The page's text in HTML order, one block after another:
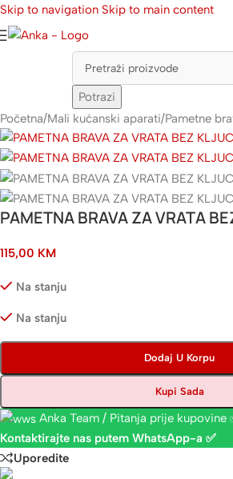
Skip to navigation Skip to main content
Potrazi
Početna/Mali kućanski aparati/Pametne
PAMETNA BRAVA ZA VRATA
115,00 KM
Na stanju
Na stanju
Dodaj U Korpu
Kupi Sada
Anka Team / Pitanja prije kupovine
Kontaktirajte nas putem WhatsApp-a ✅
Uporedite